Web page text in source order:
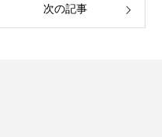
次の記事